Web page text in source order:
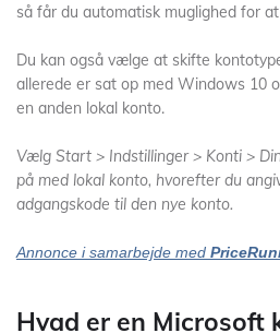
så får du automatisk muglighed for
Du kan også vælge at skifte
allerede er sat op med Windows 10
en anden lokal konto.
Vælg Start > Indstillinger > Konti >
på med lokal konto, hvorefter du
adgangskode til den nye konto.
Annonce i samarbejde med
Hvad er en Microsoft